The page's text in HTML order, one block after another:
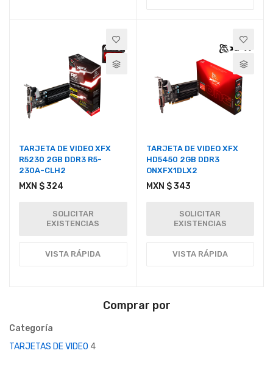
TARJETA DE VIDEO XFX
R5230 2GB DDR3 R5-
230A-CLH2
MXN $ 324
SOLICITAR
EXISTENCIAS
VISTA RÁPIDA
TARJETA DE VIDEO XFX
HD5450 2GB DDR3
ONXFX1DLX2
MXN $ 343
SOLICITAR
EXISTENCIAS
VISTA RÁPIDA
Comprar por
Categoría
TARJETAS DE VIDEO 4